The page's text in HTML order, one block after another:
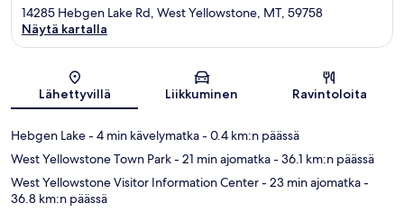
Kartta
14285 Hebgen Lake Rd, West Yellowstone, MT, 59758
Näytä kartalla
Lähettyvillä Liikkuminen Ravintoloita
Hebgen Lake- 4 min kävelymatka- 0.4 km:n päässä
West Yellowstone Town Park- 21 min ajomatka- 36.1 km:n päässä
West Yellowstone Visitor Information Center- 23 min ajomatka-
36.8 km:n päässä